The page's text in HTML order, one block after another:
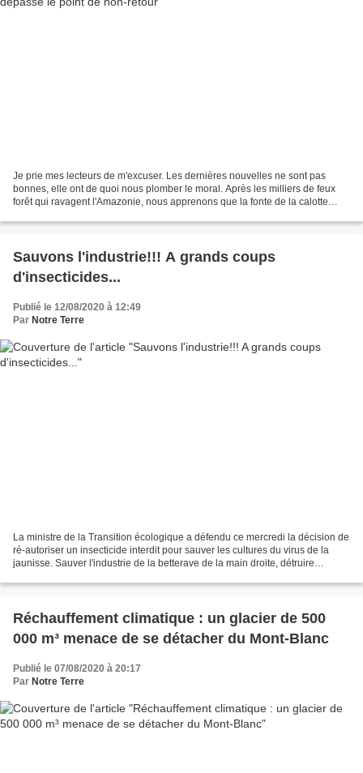
Je prie mes lecteurs de m'excuser. Les dernières nouvelles ne sont pas
bonnes, elle ont de quoi nous plomber le moral. Après les milliers de feux
forêt qui ravagent l'Amazonie, nous apprenons que la fonte de la calotte
Sauvons l'industrie!!! A grands coups
d'insecticides...
Publié le 12/08/2020 à 12:49
Par Notre Terre
La ministre de la Transition écologique a défendu ce mercredi la décision de
ré-autoriser un insecticide interdit pour sauver les cultures du virus de la
jaunisse. Sauver l'industrie de la betterave de la main droite, détruire
Réchauffement climatique : un glacier de 500
000 m³ menace de se détacher du Mont-Blanc
Publié le 07/08/2020 à 20:17
Par Notre Terre